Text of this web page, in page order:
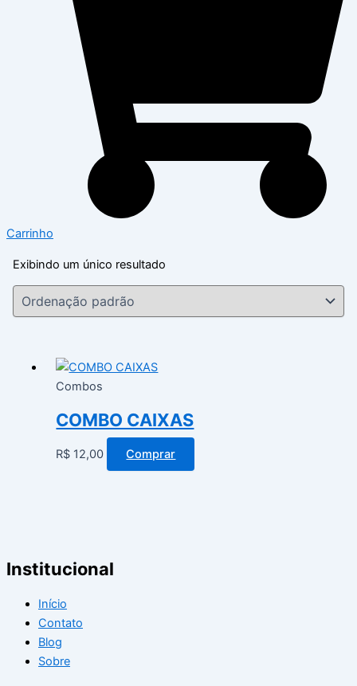
Carrinho
Exibindo um único resultado
Combos
COMBO CAIXAS
R$ 12,00 Comprar
Institucional
Início
Contato
Blog
Sobre